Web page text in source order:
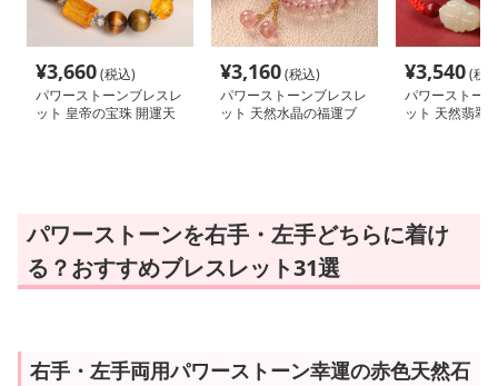
¥3,660(税込)
パワーストーンブレスレ
ット 皇帝の宝珠 開運天
¥3,160(税込)
パワーストーンブレスレ
ット 天然水晶の福運ブ
¥3,540(税
パワーストー
ット 天然翡翠
パワーストーンを右手・左手どちらに着け
る？おすすめブレスレット31選
右手・左手両用パワーストーン幸運の赤色天然石